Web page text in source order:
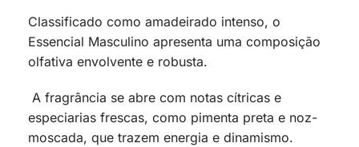
Classificado como amadeirado intenso, o
Essencial Masculino apresenta uma composição
olfativa envolvente e robusta.
A fragrância se abre com notas cítricas e
especiarias frescas, como pimenta preta e noz-
moscada, que trazem energia e dinamismo.